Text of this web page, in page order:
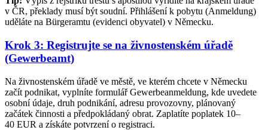
v ČR, překlady musí být soudní. Přihlášení k pobytu (Anmeldung)
uděláte na Bürgeramtu (evidenci obyvatel) v Německu.
Krok 3: Registrujte se na živnostenském úřadě
(Gewerbeamt)
Na živnostenském úřadě ve městě, ve kterém chcete v Německu
začít podnikat, vyplníte formulář Gewerbeanmeldung, kde uvedete
osobní údaje, druh podnikání, adresu provozovny, plánovaný
začátek činnosti a předpokládaný obrat. Zaplatíte poplatek 10–
40 EUR a získáte potvrzení o registraci.